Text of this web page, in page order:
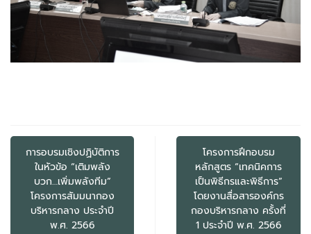
แนะแนว
เรื่อง
การอบรมเชิงปฏิบัติการ
ในหัวข้อ “เติมพลัง
บวก…เพิ่มพลังทีม”
โครงการสัมมนากอง
บริหารกลาง ประจำปี
พ.ศ. 2566
โครงการฝึกอบรม
หลักสูตร “เทคนิคการ
เป็นพิธีกรและพิธีการ”
โดยงานสื่อสารองค์กร
กองบริหารกลาง ครั้งที่
1 ประจำปี พ.ศ. 2566